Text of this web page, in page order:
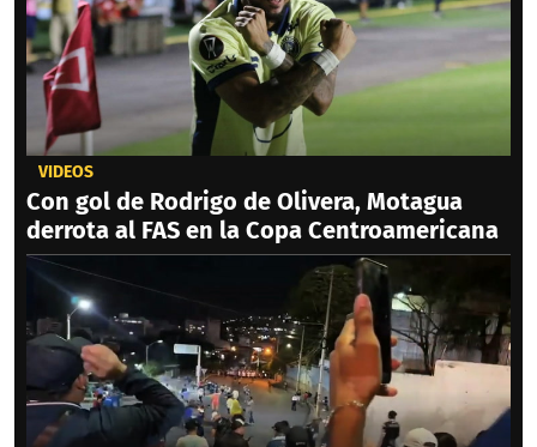
VIDEOS
Con gol de Rodrigo de Olivera, Motagua
derrota al FAS en la Copa Centroamericana